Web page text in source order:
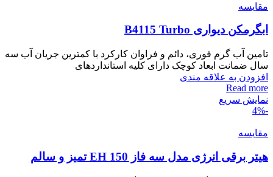
مقايسه
ابگرمکن دیواری B4115 Turbo
تامین آب گرم فوری، دائم و فراوان کارکرد با کمترین جریان آب سه
سال ضمانت ابعاد کوچک دارای کلیه استانداردهای
افزودن به علاقه مندی
Read more
نمایش سریع
-4%
مقايسه
هیتر برقی انرژی مدل سه فاز EH 150 تمیز و سالم